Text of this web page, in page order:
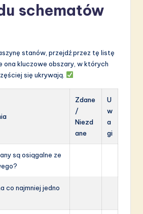
schematów
stanów, przejdź przez tę listę
ona kluczowe obszary, w których
się ukrywają.
Zdane
/
Niezd
ane
U
w
a
gi
są osiągalne ze
co najmniej jedno